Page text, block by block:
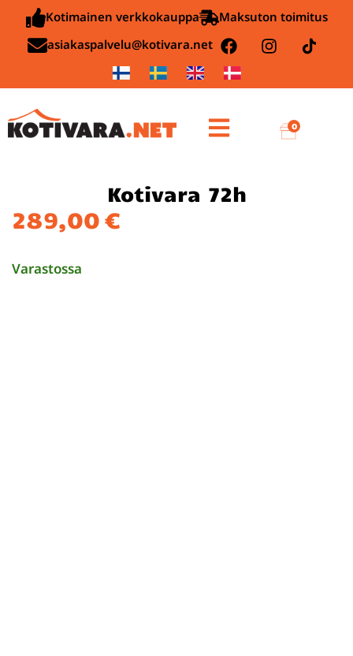
Kotimainen verkkokauppa
Maksuton toimitus
asiakaspalvelu@kotivara.net
0
Kotivara 72h
289,00€
Varastossa